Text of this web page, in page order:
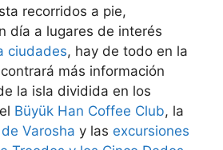
recorridos a pie,
día a lugares de interés
ciudades, hay de todo en la
más información
la isla dividida en los
Büyük Han Coffee Club, la
Varosha y las excursiones